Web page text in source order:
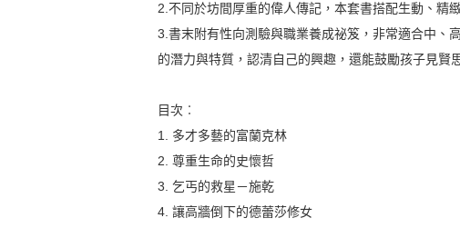
2.不同於坊間厚重的偉人傳記，本套書搭配生動、精
3.書末附有性向測驗與職業養成祕笈，非常適合中、
的潛力與特質，認清自己的興趣，還能鼓勵孩子見賢
目次︰
1. 多才多藝的富蘭克林
2. 尊重生命的史懷哲
3. 乞丐的救星－施乾
4. 讓高牆倒下的德蕾莎修女